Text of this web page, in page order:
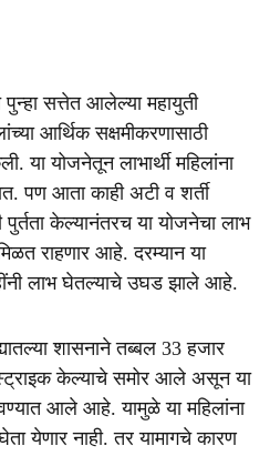
पुन्हा सत्तेत आलेल्या महायुती
आर्थिक सक्षमीकरणासाठी
या योजनेतून लाभार्थी महिलांना
पण आता काही अटी व शर्ती
केल्यानंतरच या योजनेचा लाभ
राहणार आहे. दरम्यान या
लाभ घेतल्याचे उघड झाले आहे.
शासनाने तब्बल 33 हजार
केल्याचे समोर आले असून या
आले आहे. यामुळे या महिलांना
येणार नाही. तर यामागचे कारण